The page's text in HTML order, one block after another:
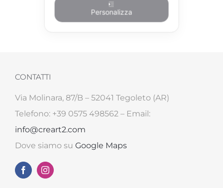
CONTATTI
Via Molinara, 87/B – 52041 Tegoleto (AR)
Telefono: +39 0575 498562 – Email:
info@creart2.com
Dove siamo su Google Maps
Personalizza